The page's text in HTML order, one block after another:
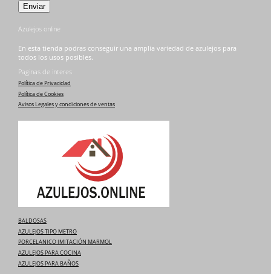
Azulejos online
En esta tienda podras conseguir una amplia variedad de azulejos para
todos los usos posibles.
Paginas de interes
Política de Privacidad
Política de Cookies
Avisos Legales y condiciones de ventas
BALDOSAS
AZULEJOS TIPO METRO
PORCELANICO IMITACIÓN MARMOL
AZULEJOS PARA COCINA
AZULEJOS PARA BAÑOS